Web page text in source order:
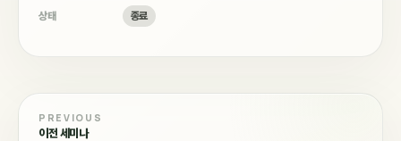
상태 종료
PREVIOUS
이전 세미나